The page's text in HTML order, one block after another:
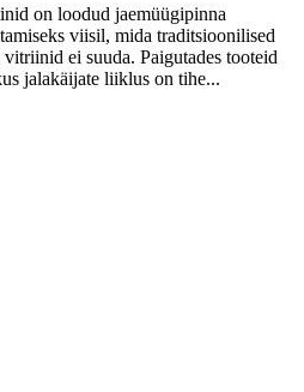
on loodud jaemüügipinna
viisil, mida traditsioonilised
ei suuda. Paigutades tooteid
jalakäijate liiklus on tihe...